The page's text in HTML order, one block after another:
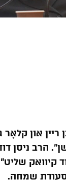
און קלאָר
הרב ניסן
קיוואק
סעודת שמחה.